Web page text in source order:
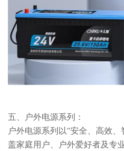
五、户外电源系列：
户外电源系列以“安全、高效
盖家庭用户、户外爱好者及专